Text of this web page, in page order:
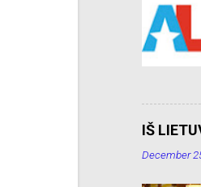
IŠ
December